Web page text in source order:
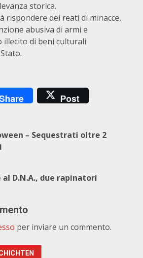
storica.
rispondere dei reati di minacce,
abusiva di armi e
illecito di beni culturali
Post
– Sequestrati oltre 2
D.N.A., due rapinatori
per inviare un commento.